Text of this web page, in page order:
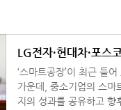
LG전자·현대차·포스
‘스마트공장’이 최근 들
가운데, 중소기업의 스마
지의 성과를 공유하고 향후 지원